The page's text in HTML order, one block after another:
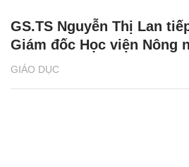
GIÁO DỤC
GS.TS Nguyễn Thị Lan
Giám đốc Học viện Nông